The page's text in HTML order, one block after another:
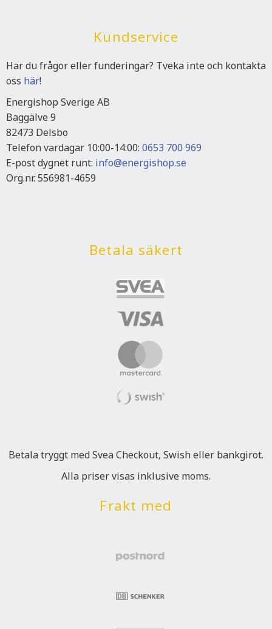
Kundservice
Har du frågor eller funderingar? Tveka inte och kontakta
oss här!
Energishop Sverige AB
Baggälve 9
82473 Delsbo
Telefon vardagar 10:00-14:00: 0653 700 969
E-post dygnet runt: info@energishop.se
Org.nr. 556981-4659
Betala säkert
Betala tryggt med Svea Checkout, Swish eller bankgirot.
Alla priser visas inklusive moms.
Frakt med